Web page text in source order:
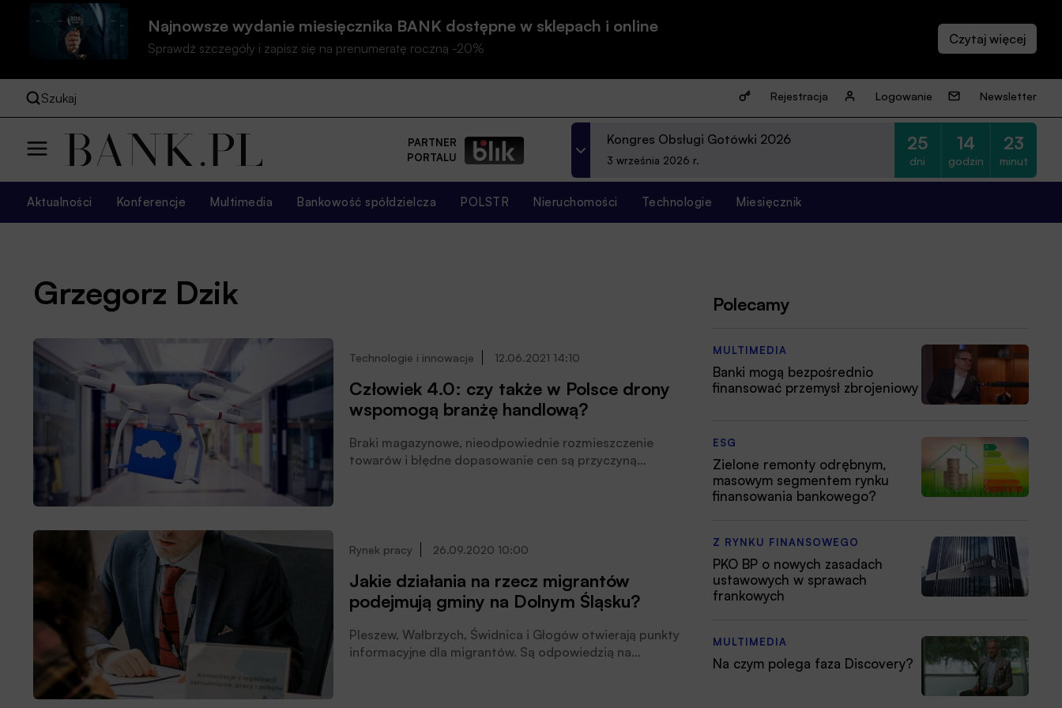
Najnowsze wydanie miesięcznika BANK dostępne w sklepach i online
Sprawdź szczegóły i zapisz się na prenumeratę roczną -20%
Szukaj Rejestracja Logowanie Newsletter
PARTNER
PORTALU
Kongres Obsługi Gotówki 2026
3 września 2026 r.
25
dni
14
godzin
23
minut
Aktualności Konferencje Multimedia Bankowość spółdzielcza POLSTR Nieruchomości Technologie Miesięcznik
Grzegorz Dzik
Technologie i innowacje 12.06.2021 14:10
Człowiek 4.0: czy także w Polsce drony
wspomogą branżę handlową?
Braki magazynowe, nieodpowiednie rozmieszczenie
towarów i błędne dopasowanie cen są przyczyną
sztuczną inteligencję, a już wkrótce nad naszymi
półkach, uważają uczestnicy konferencji Człowiek 4.0.
Rynek pracy 26.09.2020 10:00
Jakie działania na rzecz migrantów
podejmują gminy na Dolnym Śląsku?
Pleszew, Wałbrzych, Świdnica i Głogów otwierają punkty
informacyjne dla migrantów. Są odpowiedzią na
Polecamy
MULTIMEDIA
Banki mogą bezpośrednio
finansować przemysł zbrojeniowy
ESG
Zielone remonty odrębnym,
masowym segmentem rynku
finansowania bankowego?
Z RYNKU FINANSOWEGO
PKO BP o nowych zasadach
ustawowych w sprawach
frankowych
MULTIMEDIA
Na czym polega faza Discovery?